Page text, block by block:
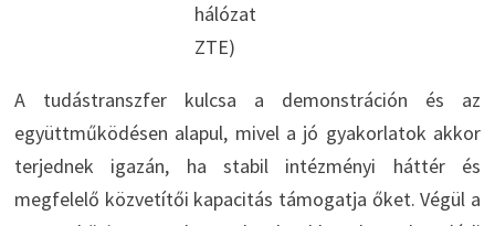
hálózat
ZTE)
A tudástranszfer kulcsa a demonstráción és az
együttműködésen alapul, mivel a jó gyakorlatok akkor
terjednek igazán, ha stabil intézményi háttér és
megfelelő közvetítői kapacitás támogatja őket. Végül a